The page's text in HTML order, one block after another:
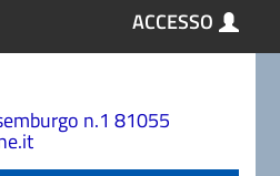
ACCESSO
n.1 81055